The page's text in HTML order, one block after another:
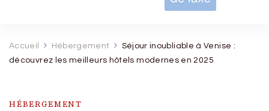
Accueil Hébergement
Séjour inoubliable à Venise :
découvrez les meilleurs hôtels modernes en 2025
HÉBERGEMENT